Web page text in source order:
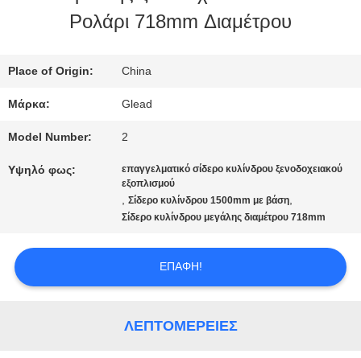
ΕΜΆΣ
ΣΤΟ
ΕΡΓΟΣΤΆΣΙΟ
ΈΛΕΓΧΟΣ
ΠΟΙΌΤΗΤΑΣ
Ρολάρι 718mm Διαμέτρου
Place of Origin: China
Μάρκα: Glead
Model Number: 2
Υψηλό φως:
επαγγελματικό σίδερο κυλίνδρου ξενοδοχειακού
εξοπλισμού
,Σίδερο κυλίνδρου 1500mm με βάση,
Σίδερο κυλίνδρου μεγάλης διαμέτρου 718mm
ΕΠΑΦΉ!
ΛΕΠΤΟΜΈΡΕΙΕΣ